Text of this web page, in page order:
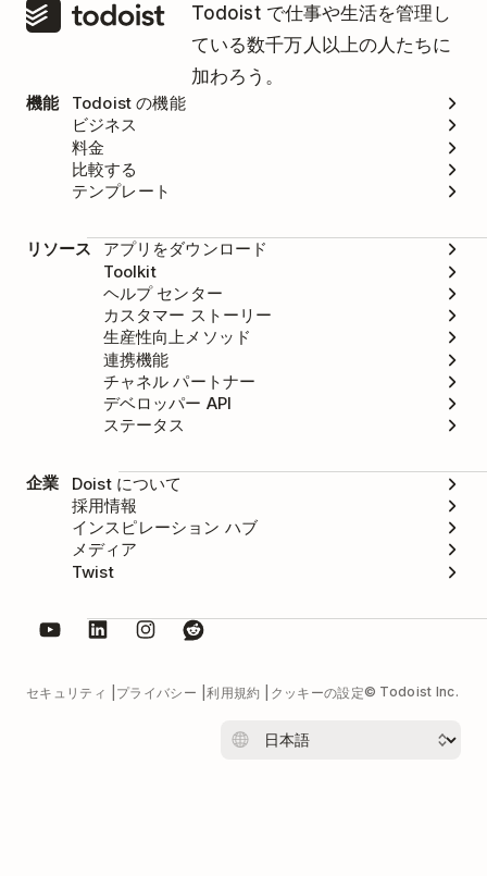
Todoist で仕事や生活を管理し
ている数千万人以上の人たちに
加わろう。
機能
Todoist の機能
ビジネス
料金
比較する
テンプレート
リソース
アプリをダウンロード
Toolkit
ヘルプ センター
カスタマー ストーリー
生産性向上メソッド
連携機能
チャネル パートナー
デベロッパー API
ステータス
企業
Doist について
採用情報
インスピレーション ハブ
メディア
Twist
セキュリティ プライバシー 利用規約 クッキーの設定© Todoist Inc.